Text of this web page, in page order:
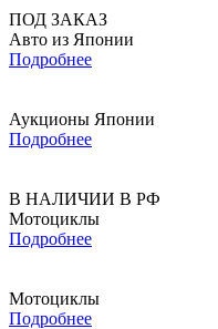
ПОД ЗАКАЗ
Авто из Японии
Подробнее
Аукционы Японии
Подробнее
В НАЛИЧИИ В РФ
Мотоциклы
Подробнее
Мотоциклы
Подробнее